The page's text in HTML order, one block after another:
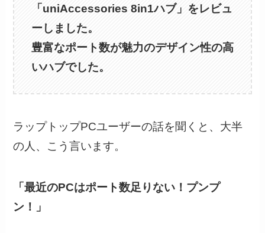
「uniAccessories 8in1ハブ」をレビュ
ーしました。
豊富なポート数が魅力のデザイン性の高
いハブでした。
ラップトップPCユーザーの話を聞くと、大半
の人、こう言います。
「最近のPCはポート数足りない！プンプ
ン！」